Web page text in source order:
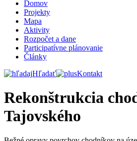
Domov
Projekty
Mapa
Aktivity
Rozpočet a dane
Participatívne plánovanie
Články
Hľadať
Kontakt
Rekonštrukcia
Tajovského